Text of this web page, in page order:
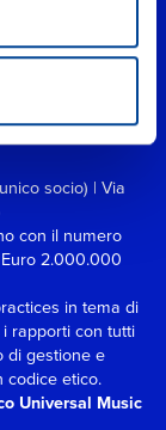
socio) | Via
con il numero
2.000.000
in tema di
rapporti con tutti
di gestione e
codice etico.
Universal Music